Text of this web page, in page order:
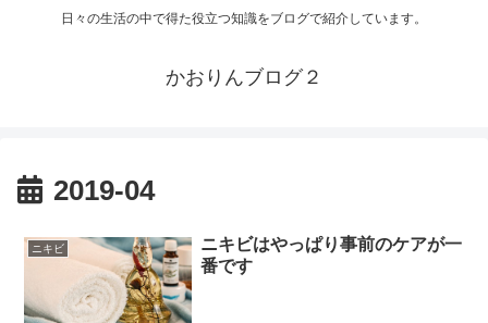
日々の生活の中で得た役立つ知識をブログで紹介しています。
かおりんブログ２
2019-04
ニキビ
ニキビはやっぱり事前のケアが一
番です